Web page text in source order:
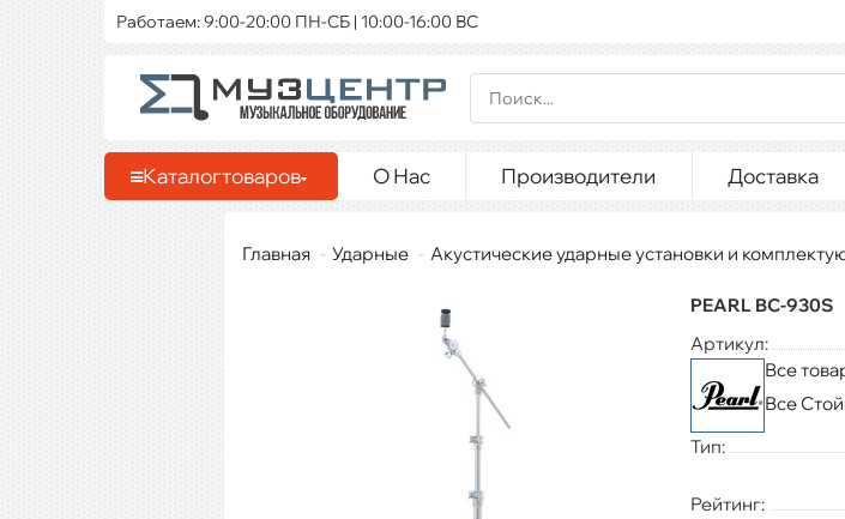
Работаем: 9:00-20:00 ПН-СБ | 10:00-16:00 ВС
Каталогтоваров О Нас Производители Доставка
Главная Ударные Акустические ударные установки и
PEARL BC-930S
Артикул:
Все
Все
Тип:
Рейтинг: